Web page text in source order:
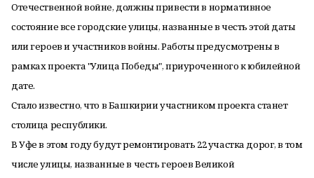
Отечественной войне, должны привести в нормативное
состояние все городские улицы, названные в честь этой даты
или героев и участников войны.Работы предусмотрены в
рамках проекта "Улица Победы", приуроченного к юбилейной
дате.
Стало известно, что в Башкирии участником проекта станет
столица республики.
В Уфе в этом году будут ремонтировать 22 участка дорог, в том
числе улицы, названные в честь героев Великой